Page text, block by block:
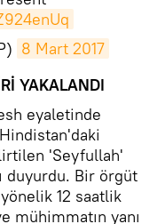
8 Mart 2017
YAKALANDI
eyaletinde
'Seyfullah'
duyurdu. Bir örgüt
12 saatlik
mühimmatın yanı